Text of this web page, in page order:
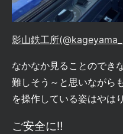
影山鉄工所
なかなか見ることのでき
難しそう～と思いながら
を操作している姿はやは
ご安全に‼